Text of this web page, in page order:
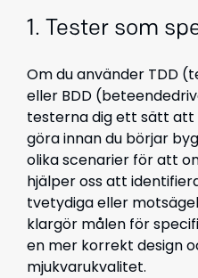
1. Tester som
Om du använder TDD
eller BDD
testerna dig ett sätt att
göra innan du börjar
olika scenarier för att
hjälper oss att
tvetydiga eller
klargör målen för
en mer korrekt design
mjukvarukvalitet.